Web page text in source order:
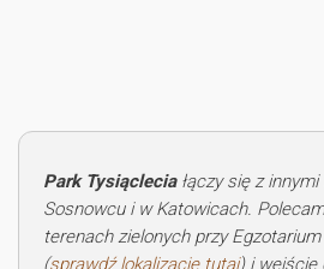
Park Tysiącleciałączy się z
Sosnowcu i w Katowicach.
terenach zielonych przy
(sprawdź lokalizację tutaj) i wejście